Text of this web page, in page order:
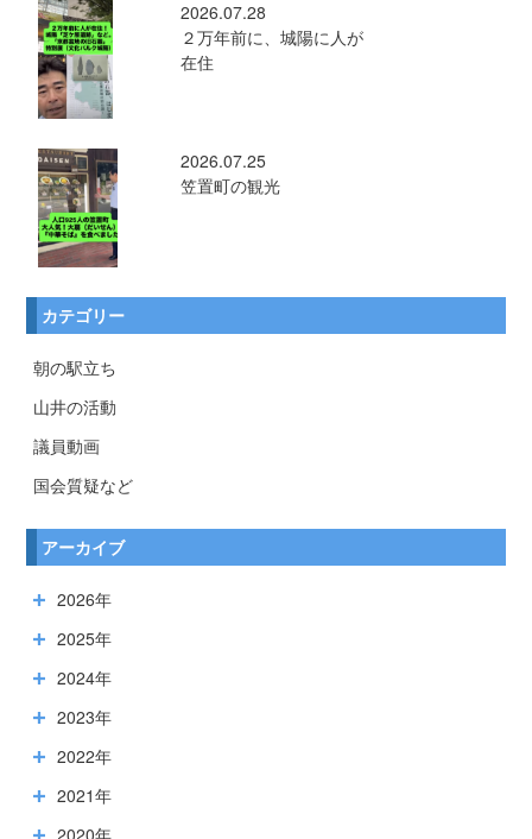
2026.07.28
２万年前に、城陽に人が
在住
2026.07.25
笠置町の観光
カテゴリー
朝の駅立ち
山井の活動
議員動画
国会質疑など
アーカイブ
2026年
2025年
2024年
2023年
2022年
2021年